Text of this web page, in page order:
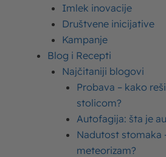
Imlek inovacije
Društvene inicijative
Kampanje
Blog i Recepti
Najčitaniji blogovi
Probava – kako
stolicom?
Autofagija: šta je
Nadutost stomaka
meteorizam?
U ključalu vodu dodati
pastu.
Kuvati je oko 8 minuta, pa
pomešati sa ostatkom soli,
lukom u prahu,
pavlakom sa pečurkama.
Dobro promešati i poslužiti
peršunom.